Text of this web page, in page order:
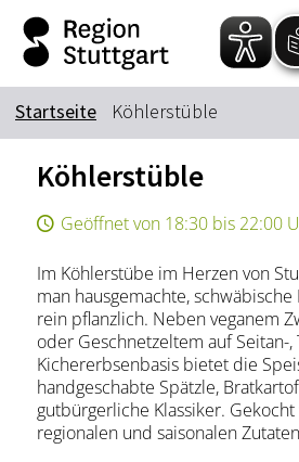
Zum
Zur
Zur
Zum
Suchbegriff
Das könnte Sie interessieren
Stadtführungen
Citytour
Erlebnisse
Essen
Wein
Kultur
Feste
Startseite Köhlerstüble
Köhlerstüble
Geöffnet von 18:30 bis 22:00
Im Köhlerstübe im Herzen von
man hausgemachte,
rein pflanzlich. Neben veganem
oder Geschnetzeltem auf Seitan-,
Kichererbsenbasis bietet die
handgeschabte Spätzle,
gutbürgerliche Klassiker.
regionalen und saisonalen